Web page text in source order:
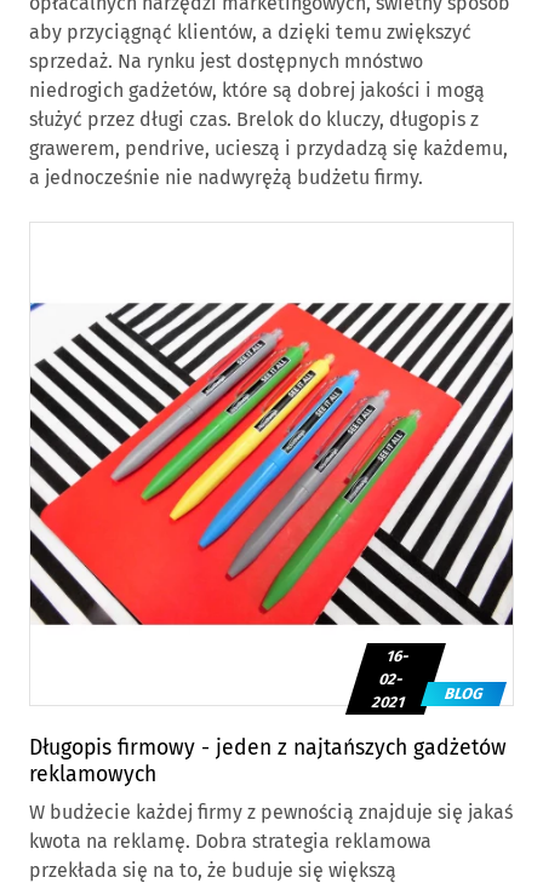
aby przyciągnąć klientów, a dzięki temu zwiększyć
sprzedaż. Na rynku jest dostępnych mnóstwo
niedrogich gadżetów, które są dobrej jakości i mogą
służyć przez długi czas. Brelok do kluczy, długopis z
grawerem, pendrive, ucieszą i przydadzą się każdemu,
a jednocześnie nie nadwyrężą budżetu firmy.
Długopis firmowy - jeden z najtańszych gadżetów
reklamowych
16-
02-
2021
BLOG
W budżecie każdej firmy z pewnością znajduje się jakaś
kwota na reklamę. Dobra strategia reklamowa
przekłada się na to, że buduje się większą